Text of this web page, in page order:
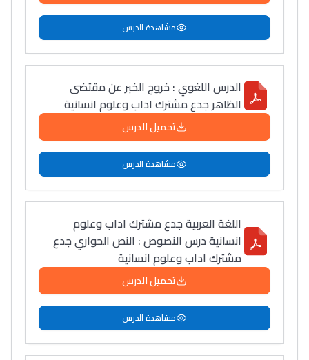
التعليم الثانوي التأهيلي
Collège au Maroc
Post-Bac
+ de 89 Interviews/Vidéos
دليل المهن
دليل التوجيه
التوجيه بالثانوي و الإعدادي
مشاهدة الدرس
الدرس اللغوي : خروج الخبر عن مقتضى
الظاهر جدع مشترك اداب وعلوم انسانية
تحميل الدرس
مشاهدة الدرس
اللغة العربية جدع مشترك اداب وعلوم
انسانية درس النصوص : النص الحواري جدع
مشترك اداب وعلوم انسانية
تحميل الدرس
مشاهدة الدرس